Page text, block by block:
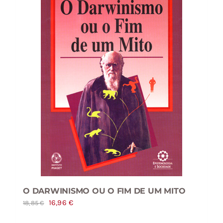
O DARWINISMO OU O FIM DE UM MITO
18,85€
O
16,96€O